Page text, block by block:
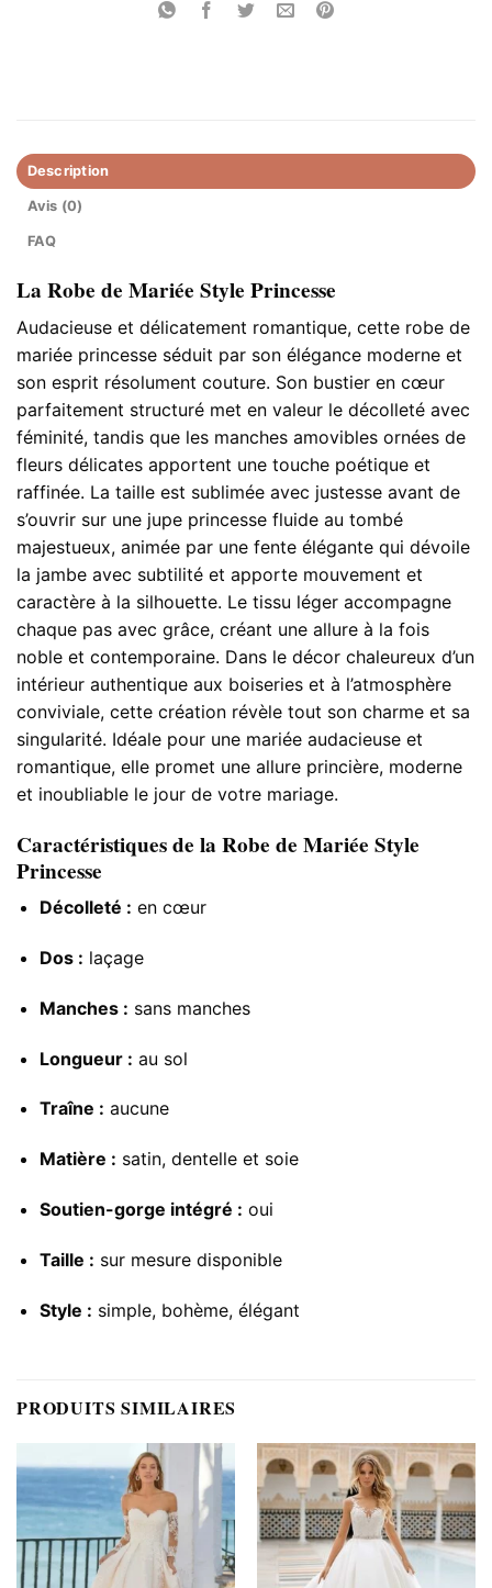
Description
Avis (0)
FAQ
La Robe de Mariée Style Princesse
Audacieuse et délicatement romantique, cette robe de
mariée princesse séduit par son élégance moderne et
son esprit résolument couture. Son bustier en cœur
parfaitement structuré met en valeur le décolleté avec
féminité, tandis que les manches amovibles ornées de
fleurs délicates apportent une touche poétique et
raffinée. La taille est sublimée avec justesse avant de
s’ouvrir sur une jupe princesse fluide au tombé
majestueux, animée par une fente élégante qui dévoile
la jambe avec subtilité et apporte mouvement et
caractère à la silhouette. Le tissu léger accompagne
chaque pas avec grâce, créant une allure à la fois
noble et contemporaine. Dans le décor chaleureux d’un
intérieur authentique aux boiseries et à l’atmosphère
conviviale, cette création révèle tout son charme et sa
singularité. Idéale pour une mariée audacieuse et
romantique, elle promet une allure princière, moderne
et inoubliable le jour de votre mariage.
Caractéristiques de la Robe de Mariée Style
Princesse
Décolleté : en cœur
Dos : laçage
Manches : sans manches
Longueur : au sol
Traîne : aucune
Matière : satin, dentelle et soie
Soutien-gorge intégré : oui
Taille : sur mesure disponible
Style : simple, bohème, élégant
PRODUITS SIMILAIRES